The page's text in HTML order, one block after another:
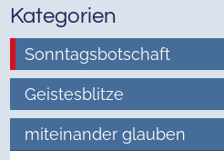
Kategorien
Sonntagsbotschaft
Geistesblitze
miteinander glauben